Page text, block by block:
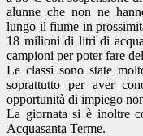
alunne che non ne
lungo il fiume in
18 milioni di litri di
campioni per poter fare
Le classi sono state
soprattutto per aver
opportunità di impiego
La giornata si è inoltre
Acquasanta Terme.